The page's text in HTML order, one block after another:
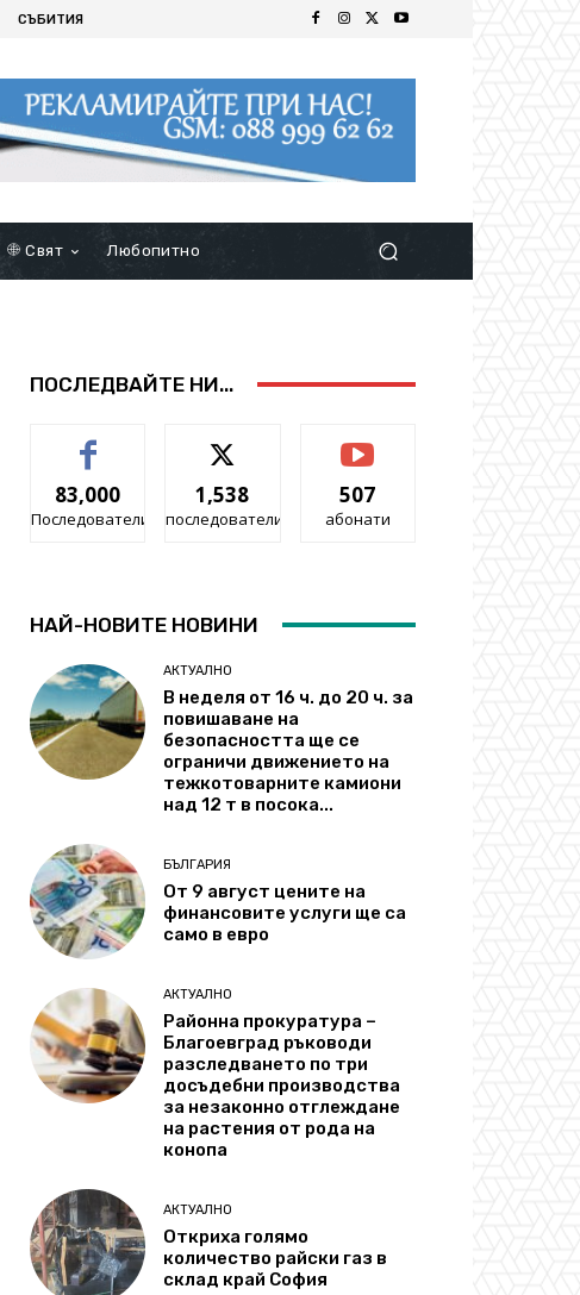
СЪБИТИЯ
Свят Любопитно
ПОСЛЕДВАЙТЕ НИ...
83,000
Последователи
1,538
последователи
507
абонати
НАЙ-НОВИТЕ НОВИНИ
АКТУАЛНО
В неделя от 16 ч. до 20 ч. за
повишаване на
безопасността ще се
ограничи движението на
тежкотоварните камиони
над 12 т в посока...
БЪЛГАРИЯ
От 9 август цените на
финансовите услуги ще са
само в евро
АКТУАЛНО
Районна прокуратура –
Благоевград ръководи
разследването по три
досъдебни производства
за незаконно отглеждане
на растения от рода на
конопа
АКТУАЛНО
Откриха голямо
количество райски газ в
склад край София